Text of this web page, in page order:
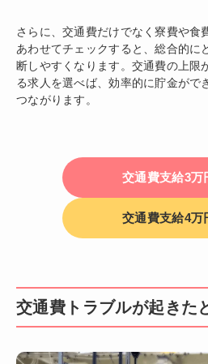
さらに、交通費だけでなく寮費や食
あわせてチェックすると、総合的に
断しやすくなります。交通費の上限
る求人を選べば、効率的に貯金がで
つながります。
交通費支給3万
交通費支給4万
交通費トラブルが起きた